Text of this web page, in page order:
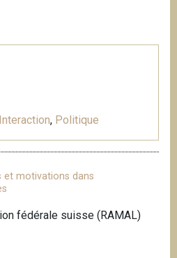
Interaction, Politique
et motivations dans
fédérale suisse (RAMAL)